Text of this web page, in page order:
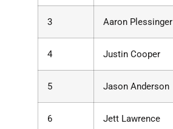
3 Aaron Plessinger
4 Justin Cooper
5 Jason Anderson
6 Jett Lawrence